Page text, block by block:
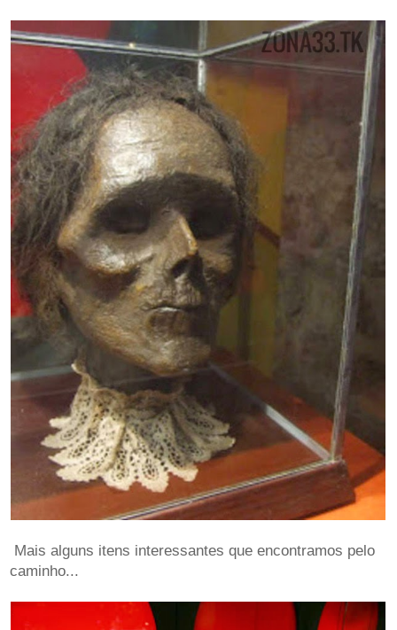
Mais alguns itens interessantes que encontramos pelo
caminho...